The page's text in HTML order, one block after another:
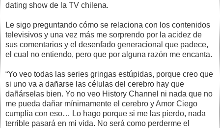
dating show de la TV chilena.
Le sigo preguntando cómo se relaciona con los contenidos
televisivos y una vez más me sorprendo por la acidez de
sus comentarios y el desenfado generacional que padece,
el cual no entiendo, pero que por alguna razón me encanta.
“Yo veo todas las series gringas estúpidas, porque creo que
si uno va a dañarse las células del cerebro hay que
dañárselas bien. Yo no veo History Channel ni nada que no
me pueda dañar mínimamente el cerebro y Amor Ciego
cumplía con eso… Lo hago porque si me las pierdo, nada
terrible pasará en mi vida. No será como perderme el